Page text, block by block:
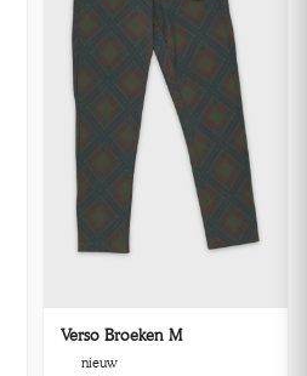
Verso Broeken M
nieuw